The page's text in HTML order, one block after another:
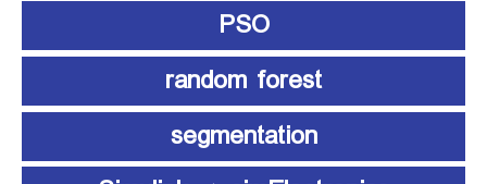
PSO
random forest
segmentation